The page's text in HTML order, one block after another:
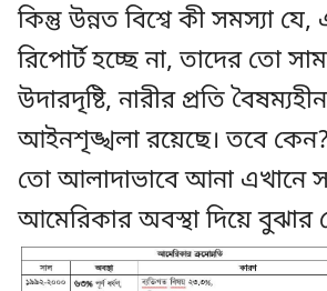
কিন্তু উন্নত বিশ্বে কী সমস্যা
রিপোর্ট হচ্ছে না, তাদের তো
উদারদৃষ্টি, নারীর প্রতি
আইনশৃঙ্খলা রয়েছে। তবে কেন?
তো আলাদাভাবে আনা এখানে
আমেরিকার অবস্থা দিয়ে বুঝার